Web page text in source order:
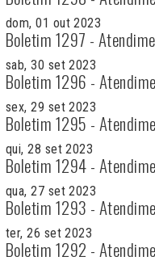
dom, 01 out 2023
Boletim 1297 -
sab, 30 set 2023
Boletim 1296 -
sex, 29 set 2023
Boletim 1295 -
qui, 28 set 2023
Boletim 1294 -
qua, 27 set 2023
Boletim 1293 -
ter, 26 set 2023
Boletim 1292 -